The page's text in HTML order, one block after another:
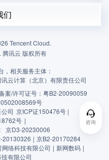
咨询
们
Tencent Cloud.
讯云 版权所有
，相关服务主体：
讯云计算（北京）有限责任公司
案/许可证号： 粤B2-20090059
号
司 京ICP证150476号 |
号 |
京D3-20230006
20130326 | 京B2-20170284
络科技有限公司 | 新网数码 |
有限公司